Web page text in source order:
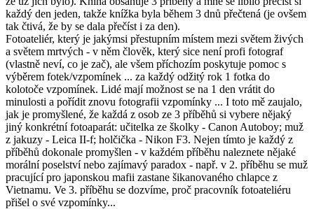
každý den jeden, takže knížka byla během 3 dnů přečtená (je ovšem
tak čtivá, že by se dala přečíst i za den).
Fotoateliér, který je jakýmsi přestupním místem mezi světem živých
a světem mrtvých - v něm člověk, který sice není profi fotograf
(vlastně neví, co je zač), ale všem příchozím poskytuje pomoc s
výběrem fotek/vzpomínek ... za každý odžitý rok 1 fotka do
kolotoče vzpomínek. Lidé mají možnost se na 1 den vrátit do
minulosti a pořídit znovu fotografii vzpomínky ... I toto mě zaujalo,
jak je promyšlené, že každá z osob ze 3 příběhů si vybere nějaký
jiný konkrétní fotoaparát: učitelka ze školky - Canon Autoboy; muž
z jakuzy - Leica II-f; holčička - Nikon F3. Nejen tímto je každý z
příběhů dokonale promyšlen - v každém příběhu naleznete nějaké
morální poselství nebo zajímavý paradox - např. v 2. příběhu se muž
pracující pro japonskou mafii zastane šikanovaného chlapce z
Vietnamu. Ve 3. příběhu se dozvíme, proč pracovník fotoateliéru
přišel o své vzpomínky...